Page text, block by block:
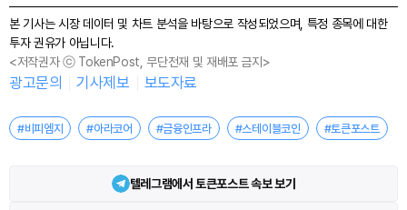
본 기사는 시장 데이터 및 차트 분석을 바탕으로 작성되었으며, 특정 종목에 대한
투자 권유가 아닙니다.
<저작권자 ⓒ TokenPost, 무단전재 및 재배포 금지>
광고문의 기사제보 보도자료
#비피엠지 #아라코어 #금융인프라 #스테이블코인 #토큰포스트
텔레그램에서 토큰포스트 속보 보기